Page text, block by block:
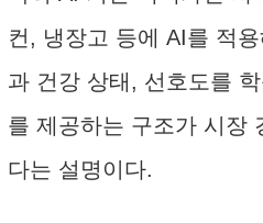
컨, 냉장고 등에 AI를 적
과 건강 상태, 선호도를
를 제공하는 구조가 시장
다는 설명이다.